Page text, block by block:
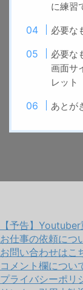
に練習
必要な
必要な
画面サ
レット
あとが
【予告】
お仕事の依頼につ
お問い合わせはこ
コメント欄につい
プライバシーポリ